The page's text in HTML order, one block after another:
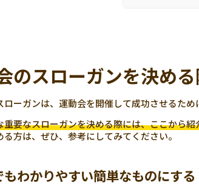
のスローガンを決め
ローガンは、運動会を開催して成功させるため
重要なスローガンを決める際には、ここから
る方は、ぜひ、参考にしてみてください。
わかりやすい簡単なものにする